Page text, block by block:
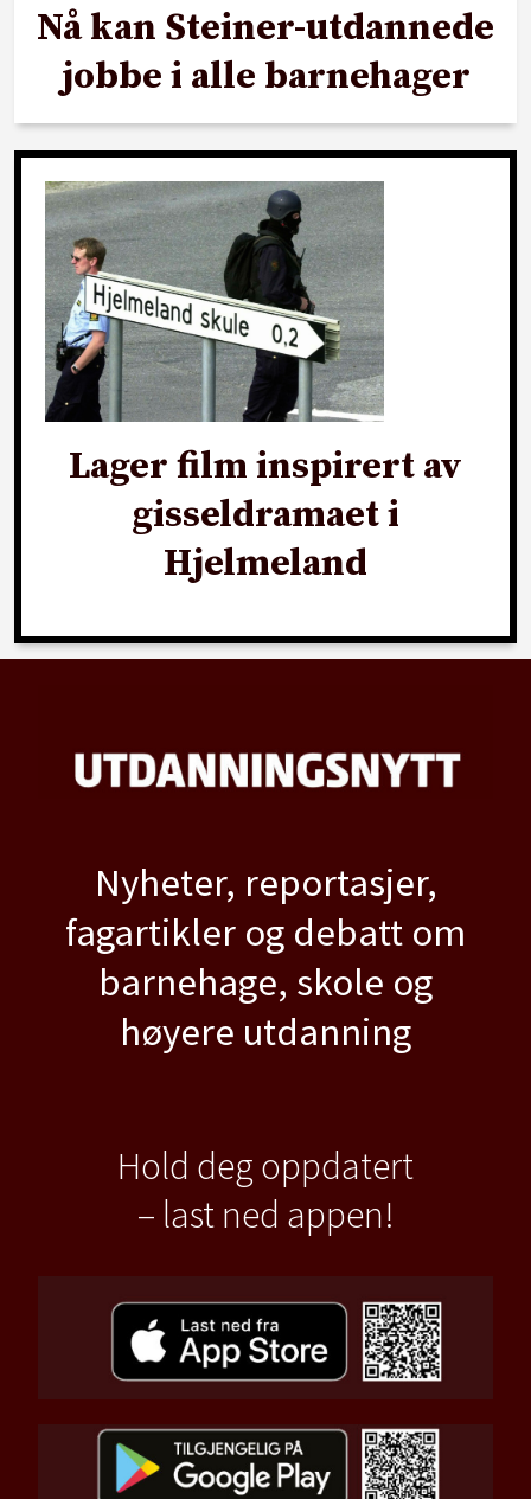
Nå kan Steiner-utdannede
jobbe i alle barnehager
Lager film inspirert av
gisseldramaet i
Hjelmeland
Nyheter, reportasjer,
fagartikler og debatt om
barnehage, skole og
høyere utdanning
Hold deg oppdatert
– last ned appen!